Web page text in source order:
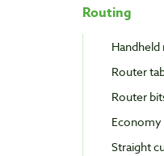
Routing
Router
Router
Straight